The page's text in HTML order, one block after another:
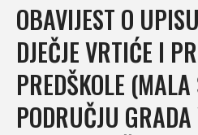
OBAVIJEST O
DJEČJE VRTIĆE I
PREDŠKOLE
PODRUČJU